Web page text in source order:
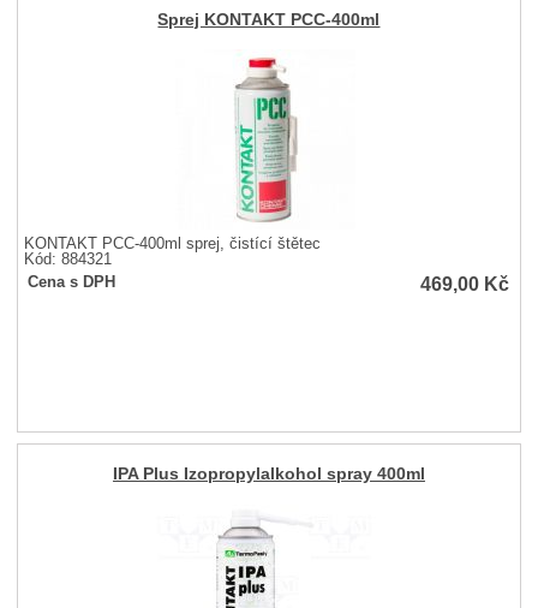
Sprej KONTAKT PCC-400ml
KONTAKT PCC-400ml sprej, čistící štětec
Kód: 884321
Cena s DPH
469,00 Kč
IPA Plus Izopropylalkohol spray 400ml